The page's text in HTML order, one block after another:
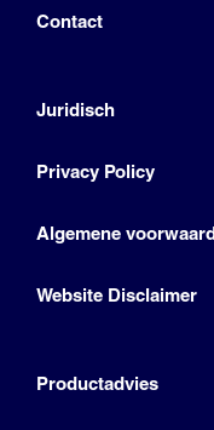
Contact
Juridisch
Privacy Policy
Algemene
Website Disclaimer
Productadvies